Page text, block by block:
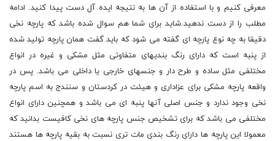
معرفی کنیم و با استفاده از آن ها به نتیجه ایده آل دست پیدا کنید. ادامه
مطلب را از دست ندهید.شاید برای شما هم سوال شده باشد که پارچه نخی
دقیقا به چه نوع پارچه ای گفته می شود که باید گفت همان پارچه تولید شده
از پنبه است که دارای رنگ بندیهای متفاوتی مثل مشکی و غیره در انواع
مختلفی مثل ساده و طرح دار و جنسهای خارجی یا داخلی می باشد. پس در
واقعه پارچه مشکی برای عزاداری و هیئت در کردستان و سنندج به اسم پارچه
نخی وجود ندارد و جنس اصلی آنها پنبه ای می باشد و همچنین دارای انواع
مختلفی می باشد که برای تشخیص جنس پارچه های نخی کافیست بدانید که
معمولا این پارچه ها دارای رنگ بندی مات تری نسبت به بقیه پارچه ها هستند